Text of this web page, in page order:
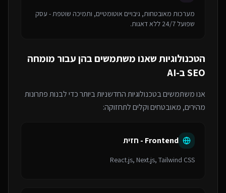
מערכות מאובטחות, גיבויים אוטומטיים, ותמיכה שוטפת - עסק
שפועל 24/7 ללא דאגות.
הטכנולוגיות שאנו משתמשים בהן עבור מומחה
SEO ב-AI
אנו משתמשים בטכנולוגיות החדשניות ביותר כדי לבנות פתרונות
מהירים, מאובטחים וקלים לתחזוקה:
Frontend - חזית
React.js, Next.js, Tailwind CSS